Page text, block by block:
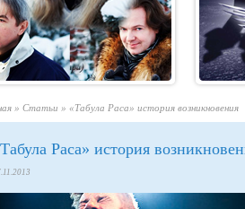
» Статьи » «Табула Раса» история возникновения
Раса» история